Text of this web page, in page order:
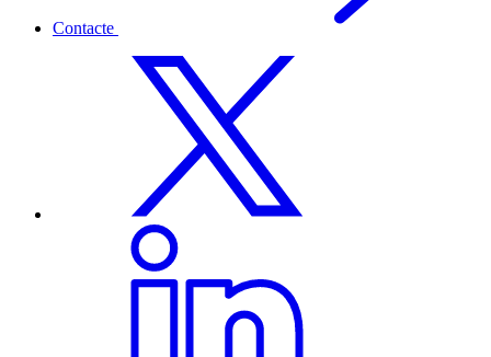
Contacte